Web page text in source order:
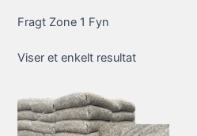
Fragt Zone 1 Fyn
Viser et enkelt resultat